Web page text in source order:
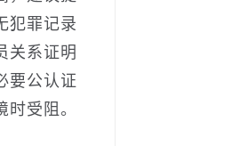
犯罪记录
关系证明
要公认证
时受阻。